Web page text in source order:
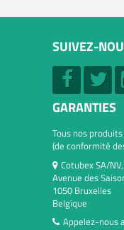
SUIVEZ-
GARANTIES
Tous nos
(de conformité
Cotubex SA/NV,
Avenue des
1050 Bruxelles
Belgique
Appelez-nous